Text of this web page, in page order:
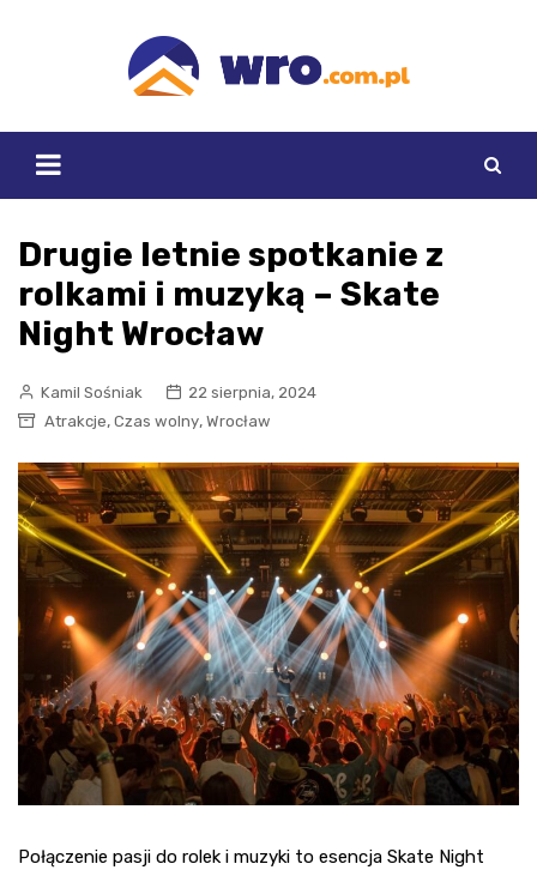
Drugie letnie spotkanie z
rolkami i muzyką – Skate
Night Wrocław
Kamil Sośniak
22 sierpnia, 2024
Atrakcje, Czas wolny, Wrocław
Połączenie pasji do rolek i muzyki to esencja Skate Night